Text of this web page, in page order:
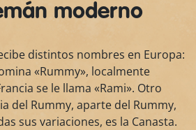
moderno
distintos nombres en Europa:
«Rummy», localmente
se le llama «Rami». Otro
del Rummy, aparte del Rummy,
sus variaciones, es la Canasta.